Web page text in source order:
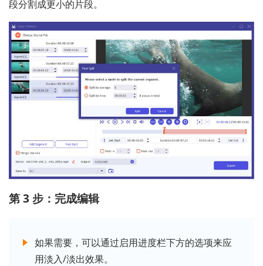
段分割成更小的片段。
第 3 步：完成编辑
如果需要，可以通过启用进度栏下方的选项来应
用淡入/淡出效果。